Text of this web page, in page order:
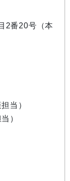
2番20号（本
当）
）